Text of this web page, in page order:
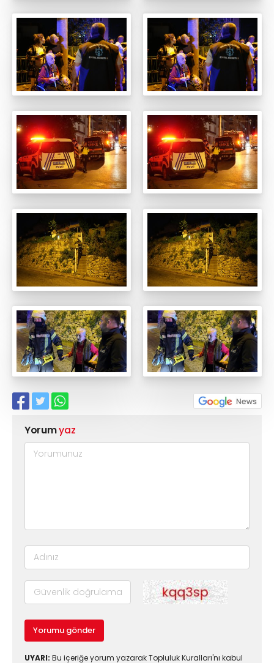
Yorumyaz
Yorumu gönder
UYARI: Bu içeriğe yorum yazarak Topluluk Kuralları'nı kabul